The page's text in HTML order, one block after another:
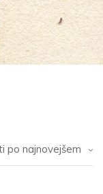
po najnovejšem